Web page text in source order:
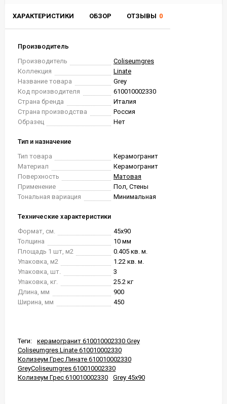
ХАРАКТЕРИСТИКИ ОБЗОР ОТЗЫВЫ 0
Производитель
Производитель
Coliseumgres
Коллекция
Linate
Название товара
Grey
Код производителя
610010002330
Страна бренда
Италия
Страна производства
Россия
Образец
Нет
Тип и назначение
Тип товара
Керамогранит
Материал
Керамогранит
Поверхность
Матовая
Применение
Пол, Стены
Тональная вариация
Минимальная
Технические характеристики
Формат, см.
45x90
Толщина
10 мм
Площадь 1 шт, м2
0.405 кв. м.
Упаковка, м2
1.22 кв. м.
Упаковка, шт.
3
Упаковка, кг.
25.2 кг
Длина, мм
900
Ширина, мм
450
Теги:
керамогранит 610010002330 Grey
Coliseumgres Linate 610010002330
Колизеум Грес Линате 610010002330
GreyColiseumgres 610010002330
Колизеум Грес 610010002330
Grey 45x90